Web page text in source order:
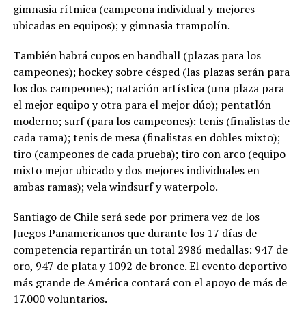
gimnasia rítmica (campeona individual y mejores
ubicadas en equipos); y gimnasia trampolín.
También habrá cupos en handball (plazas para los
campeones); hockey sobre césped (las plazas serán para
los dos campeones); natación artística (una plaza para
el mejor equipo y otra para el mejor dúo); pentatlón
moderno; surf (para los campeones): tenis (finalistas de
cada rama); tenis de mesa (finalistas en dobles mixto);
tiro (campeones de cada prueba); tiro con arco (equipo
mixto mejor ubicado y dos mejores individuales en
ambas ramas); vela windsurf y waterpolo.
Santiago de Chile será sede por primera vez de los
Juegos Panamericanos que durante los 17 días de
competencia repartirán un total 2986 medallas: 947 de
oro, 947 de plata y 1092 de bronce. El evento deportivo
más grande de América contará con el apoyo de más de
17.000 voluntarios.